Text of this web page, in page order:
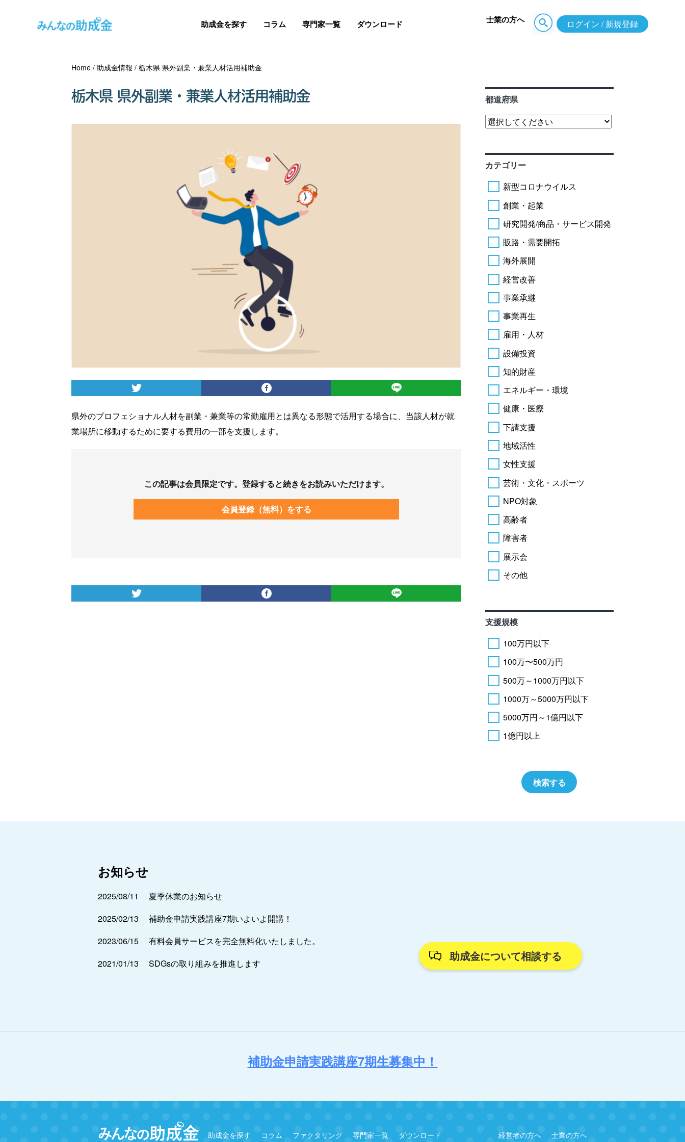
助成金を探す コラム 専門家一覧 ダウンロード 士業の方へ ログイン / 新規登録
Home /助成金情報 /栃木県 県外副業・兼業人材活用補助金
栃木県 県外副業・兼業人材活用補助金
県外のプロフェショナル人材を副業・兼業等の常勤雇用とは異なる形態で活用する場合に、当該人材が就
業場所に移動するために要する費用の一部を支援します。
この記事は会員限定です。登録すると続きをお読みいただけます。
会員登録（無料）をする
都道府県
カテゴリー
新型コロナウイルス
創業・起業
研究開発/商品・サービス開発
販路・需要開拓
海外展開
経営改善
事業承継
事業再生
雇用・人材
設備投資
知的財産
エネルギー・環境
健康・医療
下請支援
地域活性
女性支援
芸術・文化・スポーツ
NPO対象
高齢者
障害者
展示会
その他
支援規模
100万円以下
100万〜500万円
500万～1000万円以下
1000万～5000万円以下
5000万円～1億円以下
1億円以上
お知らせ
2025/08/11
夏季休業のお知らせ
2025/02/13
補助金申請実践講座7期いよいよ開講！
2023/06/15
有料会員サービスを完全無料化いたしました。
2021/01/13
SDGsの取り組みを推進します
助成金について相談する
補助金申請実践講座7期生募集中！
助成金を探す コラム ファクタリング 専門家一覧 ダウンロード 経営者の方へ 士業の方へ